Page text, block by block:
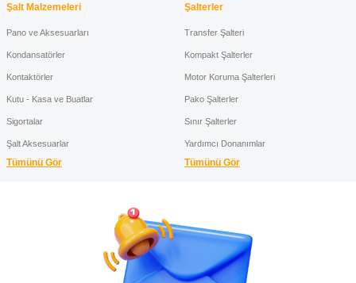
Şalt Malzemeleri
Pano ve Aksesuarları
Kondansatörler
Kontaktörler
Kutu - Kasa ve Buatlar
Sigortalar
Şalt Aksesuarlar
Tümünü Gör
Şalterler
Transfer Şalteri
Kompakt Şalterler
Motor Koruma Şalterleri
Pako Şalterler
Sınır Şalterler
Yardımcı Donanımlar
Tümünü Gör